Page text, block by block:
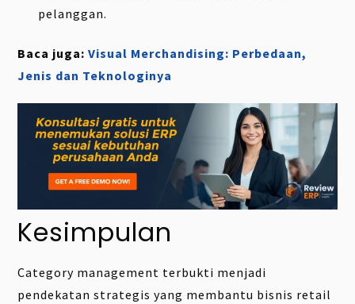
pelanggan.
Baca juga:Visual Merchandising: Perbedaan,
Jenis dan Teknologinya
Kesimpulan
Category management terbukti menjadi
pendekatan strategis yang membantu bisnis retail